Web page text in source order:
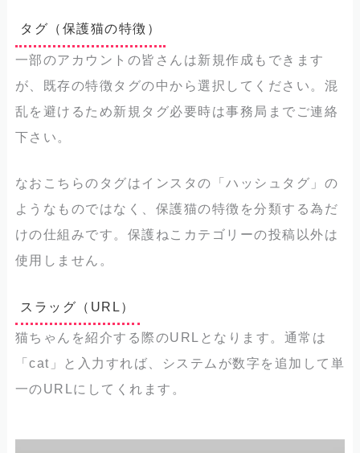
タグ（保護猫の特徴）
一部のアカウントの皆さんは新規作成もできます
が、既存の特徴タグの中から選択してください。混
乱を避けるため新規タグ必要時は事務局までご連絡
下さい。
なおこちらのタグはインスタの「ハッシュタグ」の
ようなものではなく、保護猫の特徴を分類する為だ
けの仕組みです。保護ねこカテゴリーの投稿以外は
使用しません。
スラッグ（URL）
猫ちゃんを紹介する際のURLとなります。通常は
「cat」と入力すれば、システムが数字を追加して単
一のURLにしてくれます。